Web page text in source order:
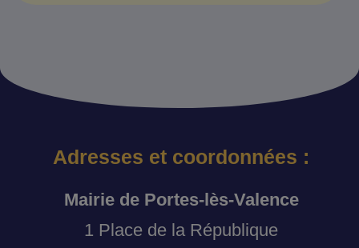
Adresses et coordonnées :
Mairie de Portes-lès-Valence
1 Place de la République